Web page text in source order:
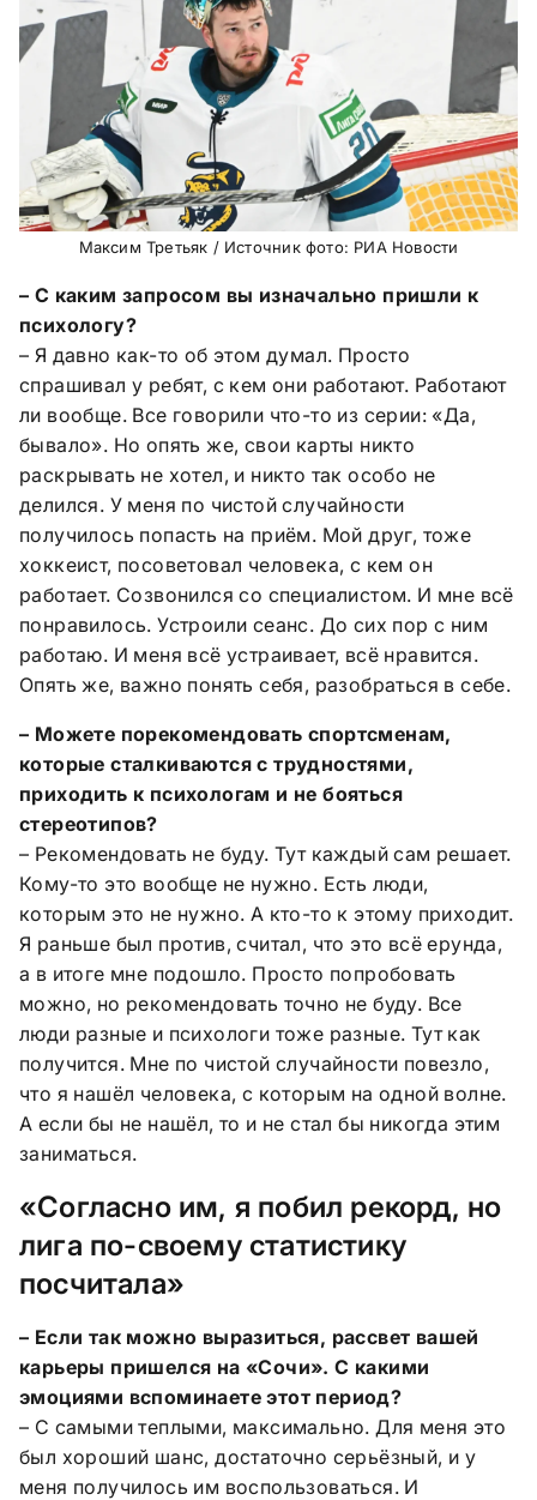
Максим Третьяк / Источник фото: РИА Новости
– С каким запросом вы изначально пришли к
психологу?
– Я давно как-то об этом думал. Просто
спрашивал у ребят, с кем они работают. Работают
ли вообще. Все говорили что-то из серии: «Да,
бывало». Но опять же, свои карты никто
раскрывать не хотел, и никто так особо не
делился. У меня по чистой случайности
получилось попасть на приём. Мой друг, тоже
хоккеист, посоветовал человека, с кем он
работает. Созвонился со специалистом. И мне всё
понравилось. Устроили сеанс. До сих пор с ним
работаю. И меня всё устраивает, всё нравится.
Опять же, важно понять себя, разобраться в себе.
– Можете порекомендовать спортсменам,
которые сталкиваются с трудностями,
приходить к психологам и не бояться
стереотипов?
– Рекомендовать не буду. Тут каждый сам решает.
Кому-то это вообще не нужно. Есть люди,
которым это не нужно. А кто-то к этому приходит.
Я раньше был против, считал, что это всё ерунда,
а в итоге мне подошло. Просто попробовать
можно, но рекомендовать точно не буду. Все
люди разные и психологи тоже разные. Тут как
получится. Мне по чистой случайности повезло,
что я нашёл человека, с которым на одной волне.
А если бы не нашёл, то и не стал бы никогда этим
заниматься.
«Согласно им, я побил рекорд, но
лига по-своему статистику
посчитала»
– Если так можно выразиться, рассвет вашей
карьеры пришелся на «Сочи». С какими
эмоциями вспоминаете этот период?
– С самыми теплыми, максимально. Для меня это
был хороший шанс, достаточно серьёзный, и у
меня получилось им воспользоваться. И